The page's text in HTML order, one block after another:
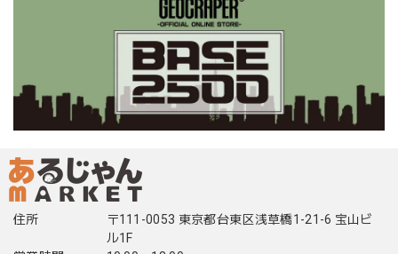
住所
〒111-0053 東京都台東区浅草橋1-21-6 宝山ビ
ル1F